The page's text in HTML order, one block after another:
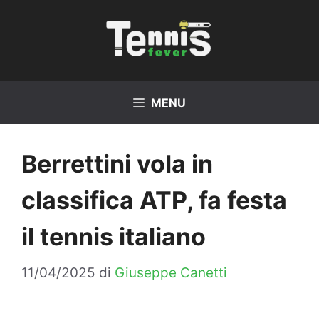
MENU
Berrettini vola in
classifica ATP, fa festa
il tennis italiano
11/04/2025 di Giuseppe Canetti